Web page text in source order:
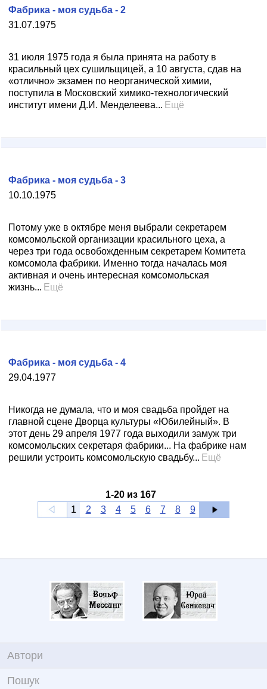
31.07.1975
Фабрика - моя судьба - 2
31 июля 1975 года я была принята на работу в
красильный цех сушильщицей, а 10 августа, сдав на
«отлично» экзамен по неорганической химии,
поступила в Московский химико-технологический
институт имени Д.И. Менделеева... Ещё
10.10.1975
Фабрика - моя судьба - 3
Потому уже в октябре меня выбрали секретарем
комсомольской организации красильного цеха, а
через три года освобожденным секретарем Комитета
комсомола фабрики. Именно тогда началась моя
активная и очень интересная комсомольская
жизнь... Ещё
29.04.1977
Фабрика - моя судьба - 4
Никогда не думала, что и моя свадьба пройдет на
главной сцене Дворца культуры «Юбилейный». В
этот день 29 апреля 1977 года выходили замуж три
комсомольских секретаря фабрики... На фабрике нам
решили устроить комсомольскую свадьбу... Ещё
1-20из 167
1
2 3 4 5 6 7 8 9
Автори
Пошук